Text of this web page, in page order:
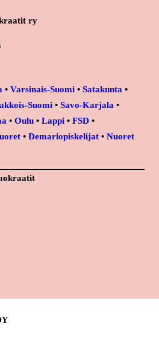
ry
• Varsinais-Suomi • Satakunta •
Suomi • Savo-Karjala •
• Oulu • Lappi • FSD •
• Demariopiskelijat • Nuoret